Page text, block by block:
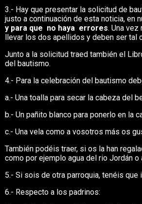
3.- Hay que presentar la solicitud de
justo a continuación de esta noticia, en
y para que no haya errores. Una
llevar los dos apellidos y deben ser tal
Junto a la solicitud traed también el
del bautismo.
4.- Para la celebración del bautismo
a.- Una toalla para secar la cabeza del
b.- Un pañito blanco para ponerlo en la
c.- Una vela como a vosotros más os
También podéis traer, si os la han
como por ejemplo agua del rio Jordán o
5.- Si sois de otra parroquia, tenéis
6.- Respecto a los padrinos: